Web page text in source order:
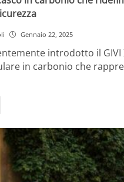
Gennaio 22, 2025
introdotto il GIVI
in carbonio che